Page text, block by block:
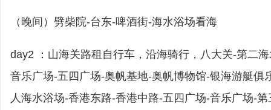
（晚间）劈柴院-台东-啤酒街-海水浴场看海
day2 ：山海关路租自行车，沿海骑行，八大关-第二
音乐广场-五四广场-奥帆基地-奥帆博物馆-银海游艇俱
人海水浴场-香港东路-香港中路-五四广场-音乐广场-